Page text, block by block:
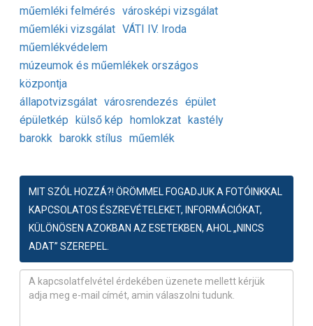
műemléki felmérés városképi vizsgálat
műemléki vizsgálat VÁTI IV. Iroda
műemlékvédelem
múzeumok és műemlékek országos
központja
állapotvizsgálat városrendezés épület
épületkép
külső kép homlokzat
kastély
barokk
barokk stílus műemlék
MIT SZÓL HOZZÁ?! ÖRÖMMEL FOGADJUK A FOTÓINKKAL
KAPCSOLATOS ÉSZREVÉTELEKET, INFORMÁCIÓKAT,
KÜLÖNÖSEN AZOKBAN AZ ESETEKBEN, AHOL „NINCS
ADAT” SZEREPEL.